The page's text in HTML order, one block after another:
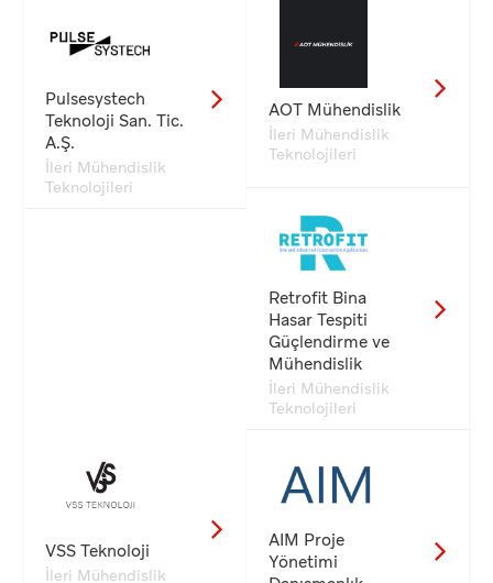
Pulsesystech
Teknoloji San. Tic.
A.Ş.
İleri Mühendislik
Teknolojileri
AOT Mühendislik
İleri Mühendislik
Teknolojileri
Retrofit Bina
Hasar Tespiti
Güçlendirme ve
Mühendislik
İleri Mühendislik
Teknolojileri
VSS Teknoloji
İleri Mühendislik
AIM Proje
Yönetimi